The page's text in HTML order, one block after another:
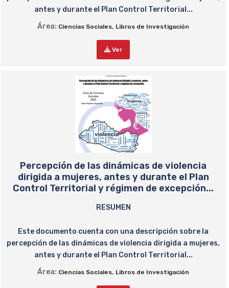
antes y durante el Plan Control Territorial...
Área: Ciencias Sociales, Libros de Investigación
Ver
Percepción de las dinámicas de violencia
dirigida a mujeres, antes y durante el Plan
Control Territorial y régimen de excepción...
RESUMEN
Este documento cuenta con una descripción sobre la
percepción de las dinámicas de violencia dirigida a mujeres,
antes y durante el Plan Control Territorial...
Área: Ciencias Sociales, Libros de Investigación